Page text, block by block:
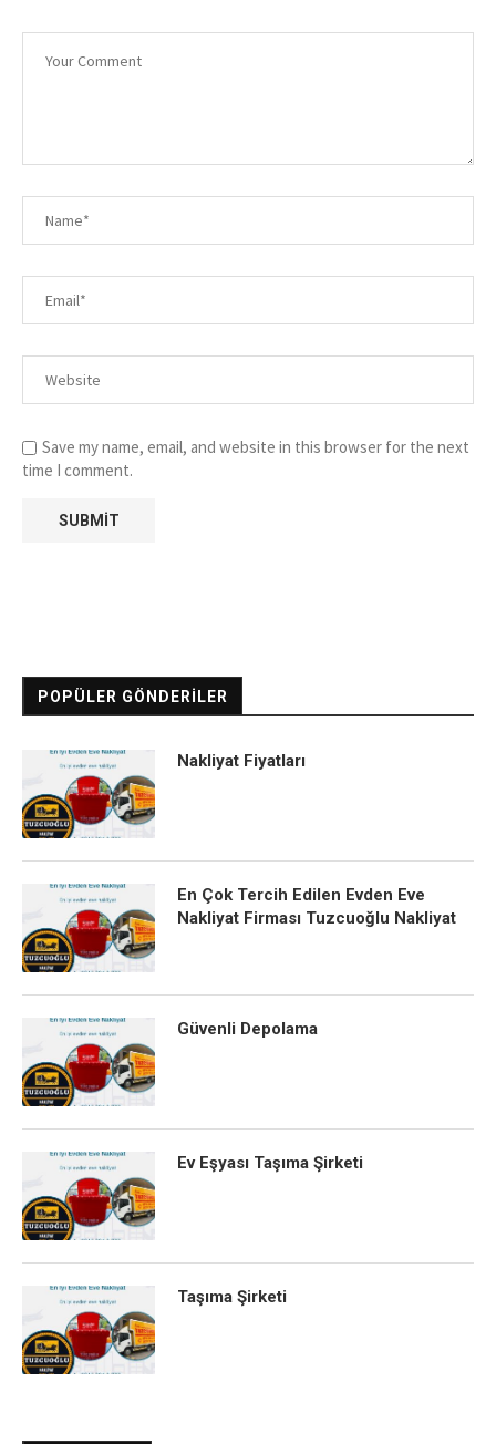
Save my name, email, and website in this browser for the next
time I comment.
POPÜLER GÖNDERILER
Nakliyat Fiyatları
En Çok Tercih Edilen Evden Eve
Nakliyat Firması Tuzcuoğlu Nakliyat
Güvenli Depolama
Ev Eşyası Taşıma Şirketi
Taşıma Şirketi